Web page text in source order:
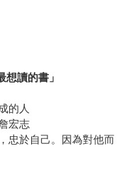
讀的書」
的人
宏志
忠於自己。因為對他而